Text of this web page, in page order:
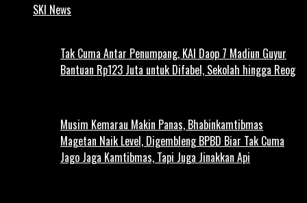
SKI News
Tak Cuma Antar Penumpang, KAI Daop 7 Madiun Guyur
Bantuan Rp123 Juta untuk Difabel, Sekolah hingga Reog
Musim Kemarau Makin Panas, Bhabinkamtibmas
Magetan Naik Level, Digembleng BPBD Biar Tak Cuma
Jago Jaga Kamtibmas, Tapi Juga Jinakkan Api